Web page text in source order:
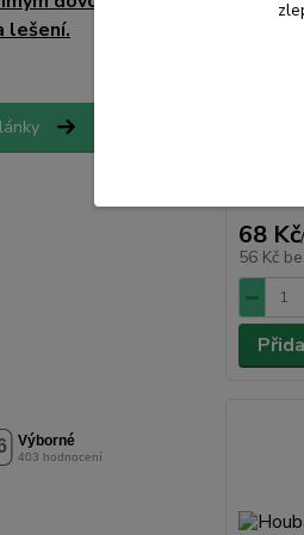
lešení.
68 Kč/
56 Kč